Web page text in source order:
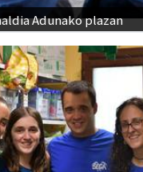
Adunako plazan